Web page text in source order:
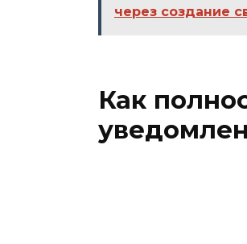
через создание
Как